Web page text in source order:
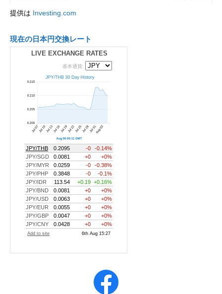
提供は Investing.com
現在の日本円交換レート
LIVE EXCHANGE RATES